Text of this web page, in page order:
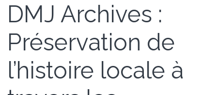
DMJ Archives :
Préservation de
l’histoire locale à